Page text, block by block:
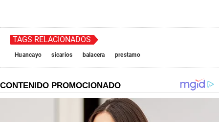
TAGS RELACIONADOS
Huancayo sicarios balacera prestamo